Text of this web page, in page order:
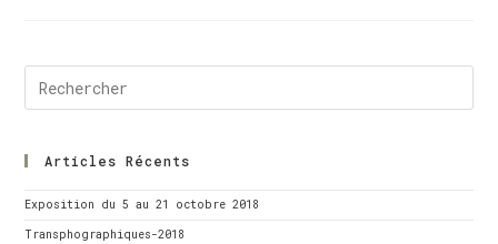
Articles Récents
Exposition du 5 au 21 octobre 2018
Transphographiques-2018